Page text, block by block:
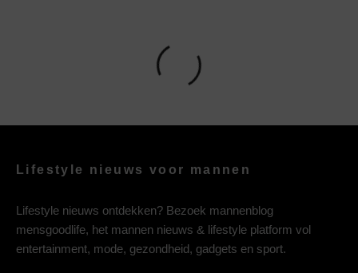
Lifestyle nieuws voor mannen
Lifestyle nieuws ontdekken? Bezoek mannenblog
mensgoodlife, het mannen nieuws & lifestyle platform vol
entertainment, mode, gezondheid, gadgets en sport.